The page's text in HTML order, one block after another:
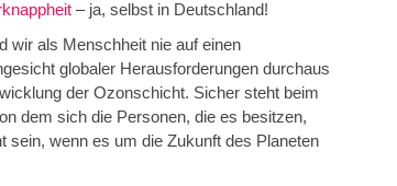
– ja, selbst in Deutschland!
wir als Menschheit nie auf einen
globaler Herausforderungen durchaus
der Ozonschicht. Sicher steht beim
dem sich die Personen, die es besitzen,
sein, wenn es um die Zukunft des Planeten